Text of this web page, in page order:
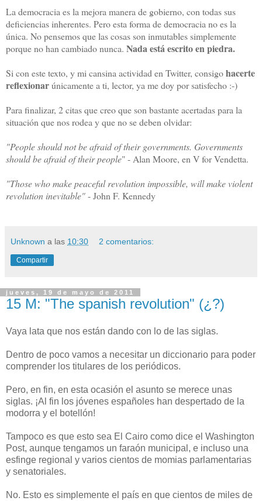
La democracia es la mejora manera de gobierno, con todas sus
deficiencias inherentes. Pero esta forma de democracia no es la
única. No pensemos que las cosas son inmutables simplemente
porque no han cambiado nunca. Nada está escrito en piedra.
Si con este texto, y mi cansina actividad en Twitter, consigohacerte
reflexionarúnicamente a ti, lector, ya me doy por satisfecho :-)
Para finalizar, 2 citas que creo que son bastante acertadas para la
situación que nos rodea y que no se deben olvidar:
"People should not be afraid of their governments. Governments
should be afraid of their people" - Alan Moore, en V for Vendetta.
"Those who make peaceful revolution impossible, will make violent
revolution inevitable"- John F. Kennedy
Unknown a las 10:30 2 comentarios:
Compartir
jueves, 19 de mayo de 2011
15 M: "The spanish revolution" (¿?)
Vaya lata que nos están dando con lo de las siglas.
Dentro de poco vamos a necesitar un diccionario para poder
comprender los titulares de los periódicos.
Pero, en fin, en esta ocasión el asunto se merece unas
siglas. ¡Al fin los jóvenes españoles han despertado de la
modorra y el botellón!
Tampoco es que esto sea El Cairo como dice el Washington
Post, aunque tengamos un faraón municipal, e incluso una
esfinge regional y varios cientos de momias parlamentarias
y senatoriales.
No. Esto es simplemente el país en que cientos de miles de